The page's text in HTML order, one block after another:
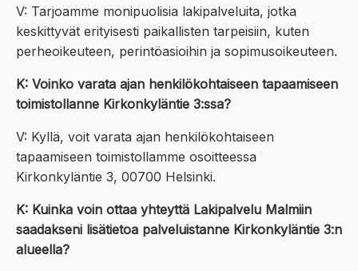
V: Tarjoamme monipuolisia lakipalveluita, jotka
keskittyvät erityisesti paikallisten tarpeisiin, kuten
perheoikeuteen, perintöasioihin ja sopimusoikeuteen.
K: Voinko varata ajan henkilökohtaiseen tapaamiseen
toimistollanne Kirkonkyläntie 3:ssa?
V: Kyllä, voit varata ajan henkilökohtaiseen
tapaamiseen toimistollamme osoitteessa
Kirkonkyläntie 3, 00700 Helsinki.
K: Kuinka voin ottaa yhteyttä Lakipalvelu Malmiin
saadakseni lisätietoa palveluistanne Kirkonkyläntie 3:n
alueella?